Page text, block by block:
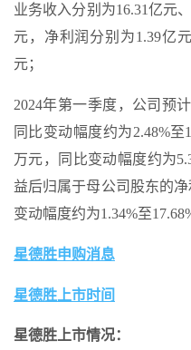
业务收入分别为16.31亿元
元，净利润分别为1.39亿
元；
2024年第一季度，公司预
同比变动幅度约为2.48%至
万元，同比变动幅度约为
益后归属于母公司股东的
变动幅度约为1.34%至
星德胜申购消息
星德胜上市时间
星德胜上市情况：